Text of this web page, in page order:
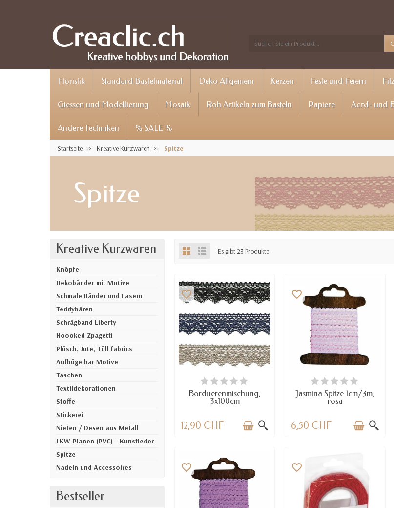
Floristik Standard Bastelmaterial Deko Allgemein Kerzen Feste und Feiern
Giessen und Modellierung Mosaik Roh Artikeln zum Basteln Papiere Acryl- und
Andere Techniken % SALE %
Startseite Kreative Kurzwaren Spitze
Spitze
Kreative Kurzwaren
Knöpfe
Dekobänder mit Motive
Schmale Bänder und Fasern
Teddybären
Schrägband Liberty
Hoooked Zpagetti
Plüsch, Jute, Tüll fabrics
Aufbügelbar Motive
Taschen
Textildekorationen
Stoffe
Stickerei
Nieten / Oesen aus Metall
LKW-Planen (PVC) - Kunstleder
Spitze
Nadeln und Accessoires
Bestseller
Es gibt 23 Produkte.
NUR NOCH WENIGE TEILE
VERFÜGBAR
favorite_border
Borduerenmischung,
3x100cm
12,90 CHF
VERFÜGBAR
favorite_border
Jasmina Spitze 1cm/3m,
rosa
6,50 CHF
favorite_border favorite_border